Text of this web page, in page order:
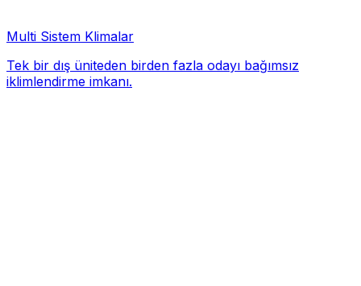
Multi Sistem Klimalar
Tek bir dış üniteden birden fazla odayı bağımsız
iklimlendirme imkanı.